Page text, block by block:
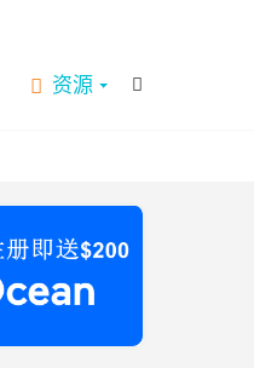

资源